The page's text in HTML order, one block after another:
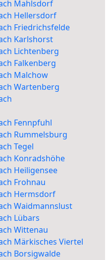
Mahlsdorf
Hellersdorf
Friedrichsfelde
Karlshorst
Lichtenberg
Falkenberg
Malchow
Wartenberg
Fennpfuhl
Rummelsburg
Tegel
Konradshöhe
Heiligensee
Frohnau
Hermsdorf
Waidmannslust
Lübars
Wittenau
Märkisches Viertel
Borsigwalde